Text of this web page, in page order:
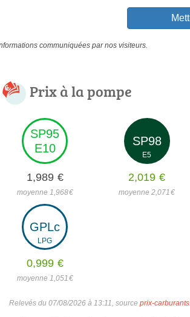
communiquées par nos visiteurs.
Prix à la pompe
SP95
E10
1,989 €
moyenne 1,968€
SP98
E5
2,019 €
moyenne 2,071 €
GPLc
LPG
0,999 €
moyenne 1,051 €
Relevés du 07/08/2026 à 13:11, source prix-